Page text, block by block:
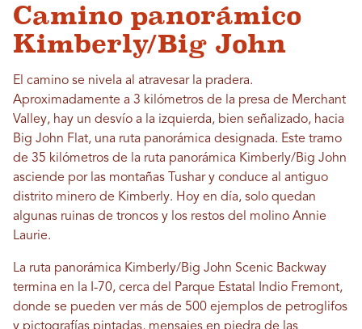
Camino panorámico
Kimberly/Big John
El camino se nivela al atravesar la pradera.
Aproximadamente a 3 kilómetros de la presa de Merchant
Valley, hay un desvío a la izquierda, bien señalizado, hacia
Big John Flat, una ruta panorámica designada. Este tramo
de 35 kilómetros de la ruta panorámica Kimberly/Big John
asciende por las montañas Tushar y conduce al antiguo
distrito minero de Kimberly. Hoy en día, solo quedan
algunas ruinas de troncos y los restos del molino Annie
Laurie.
La ruta panorámica Kimberly/Big John Scenic Backway
termina en la I-70, cerca del Parque Estatal Indio Fremont,
donde se pueden ver más de 500 ejemplos de petroglifos